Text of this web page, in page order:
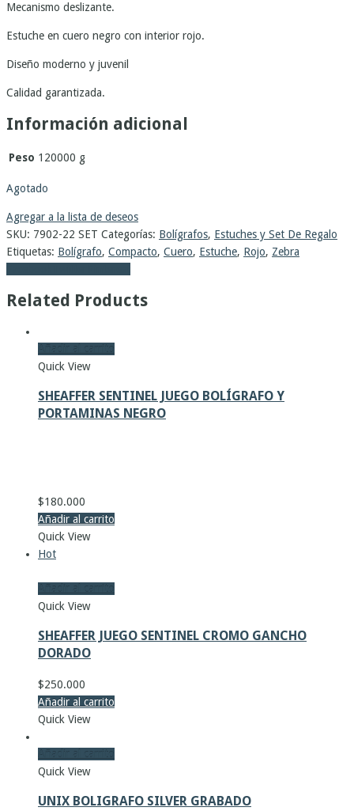
Mecanismo deslizante.
Estuche en cuero negro con interior rojo.
Diseño moderno y juvenil
Calidad garantizada.
Información adicional
Peso 120000 g
Agotado
Agregar a la lista de deseos
SKU: 7902-22 SET Categorías: Bolígrafos, Estuches y Set De Regalo
Etiquetas: Bolígrafo, Compacto, Cuero, Estuche, Rojo, Zebra
Related Products
Quick View
SHEAFFER SENTINEL JUEGO BOLÍGRAFO Y
PORTAMINAS NEGRO
$180.000
Añadir al carrito
Quick View
Hot
Quick View
SHEAFFER JUEGO SENTINEL CROMO GANCHO
DORADO
$250.000
Añadir al carrito
Quick View
Quick View
UNIX BOLIGRAFO SILVER GRABADO